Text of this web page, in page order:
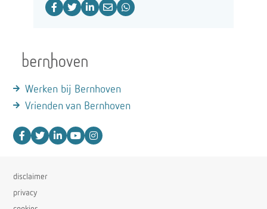
Werken bij Bernhoven
Vrienden van Bernhoven
disclaimer
privacy